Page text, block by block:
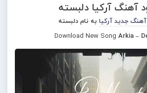
آهنگ آرکیا دلبسته
آهنگ جدید آرکیا به نام دلبسته
Download New Song Arkia –